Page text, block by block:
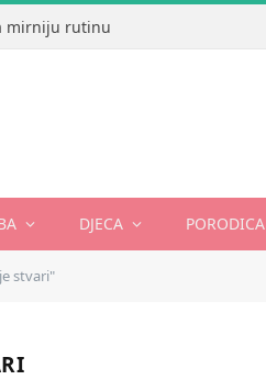
mirniju rutinu
DJECA PORODICA
stvari"